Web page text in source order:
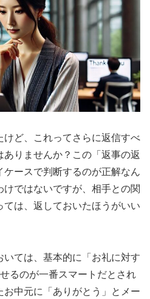
けど、これってさらに返信すべ
りませんか？この「返事の返
ースで判断するのが正解なん
ではないですが、相手との関
は、返しておいたほうがいい
いては、基本的に「お礼に対す
るのが一番スマートだとされ
中元に「ありがとう」とメー